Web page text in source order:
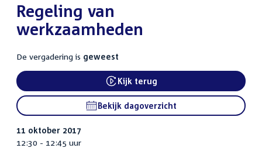
:Regeling van
werkzaamheden
De vergadering is geweest
External link:
Kijk terug
Bekijk dagoverzicht
11 oktober 2017
12:30 - 12:45 uur